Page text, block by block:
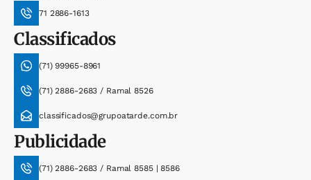
71 2886-1613
Classificados
(71) 99965-8961
(71) 2886-2683 / Ramal 8526
classificados@grupoatarde.com.br
Publicidade
(71) 2886-2683 / Ramal 8585 | 8586